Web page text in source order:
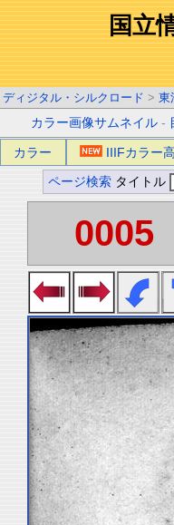
国立
ディジタル・シルクロード > 東
カラー画像サムネイル -
カラー IIIFカラー
ページ検索 タイトル
0005